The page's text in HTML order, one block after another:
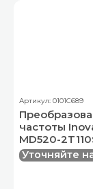
Артикул: 0101C689
частоты
MD520-
Уточняйте